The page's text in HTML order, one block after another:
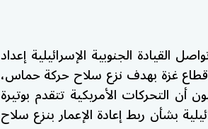
القيادة الجنوبية الإسرائيلية إعداد
غزة بهدف نزع سلاح حركة حماس،
التحركات الأمريكية تتقدم بوتيرة
بشأن ربط إعادة الإعمار بنزع سلاح